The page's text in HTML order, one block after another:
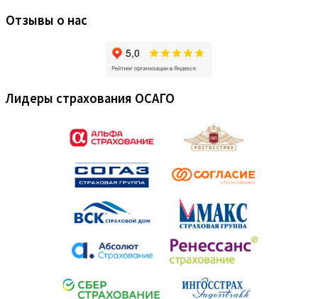
Отзывы о нас
Лидеры страхования ОСАГО